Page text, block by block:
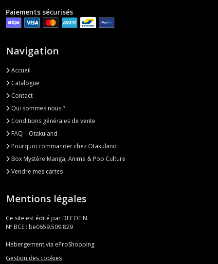
Paiements sécurisés
Navigation
Accueil
Catalogue
Contact
Qui sommes nous ?
Conditions générales de vente
FAQ – Otakuland
Pourquoi commander chez Otakuland
Box Mystère Manga, Anime & Pop Culture
Vendre mes cartes
Mentions légales
Ce site est édité par DECOFIN.
Nº BCE : be0659.509.829
Hébergement via eProShopping
Gestion des cookies